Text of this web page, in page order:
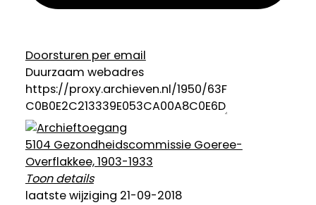
Doorsturen per email
Duurzaam webadres
5104 Gezondheidscommissie Goeree-
Overflakkee, 1903-1933
Toon details
Categorie:
laatste wijziging 21-09-2018